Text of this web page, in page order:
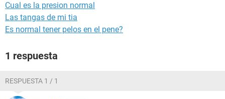
Cual es la presion normal
Las tangas de mi tia
Es normal tener pelos en el pene?
1 respuesta
RESPUESTA 1 / 1